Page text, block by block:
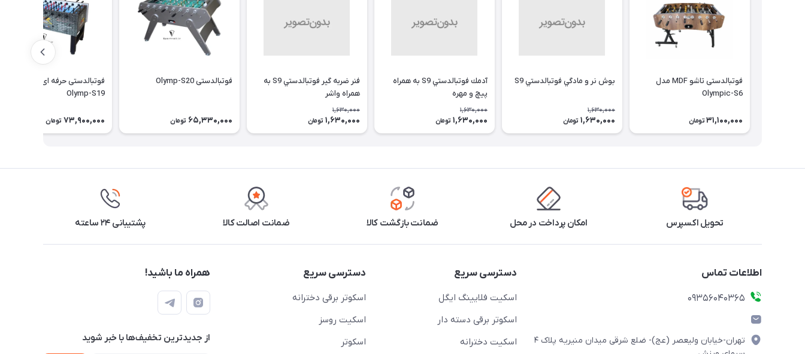
فوتبالدستی تاشو MDF مدل
Olympic-S6
31,100,000 تومان
بوش نر و مادگي فوتبالدستي S9
1,630,000
1,630,000 تومان
آدمك فوتبالدستي S9 به همراه
پيچ و مهره
1,630,000
1,630,000 تومان
فنر ضربه گير فوتبالدستي S9 به
همراه واشر
1,630,000
1,630,000 تومان
فوتبالدستی Olymp-S20
65,330,000 تومان
فوتبالدستی حرفه ای مدل
Olymp-S19
73,900,000 تومان
تحویل اکسپرس امکان پرداخت در محل ضمانت بازگشت کالا ضمانت اصالت کالا پشتیبانی ۲۴ ساعته
اطلاعات تماس
۰۹۳۵۶۰۴۰۳۶۵
تهران-خیابان ولیعصر (عج)- ضلع شرقی میدان منیریه پلاک ۴
دسترسی سریع
اسکیت فلایینگ ایگل
اسکوتر برقی دسته دار
اسکیت دخترانه
دسترسی سریع
اسکوتر برقی دخترانه
اسکیت روسز
اسکوتر
همراه ما باشید!
از جدید‌ترین تخفیف‌ها با‌ خبر شوید